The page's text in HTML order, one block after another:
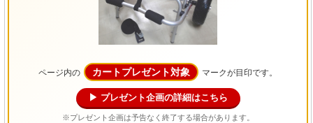
ページ内の カートプレゼント対象 マークが目印です。
▶ プレゼント企画の詳細はこちら
※プレゼント企画は予告なく終了する場合があります。